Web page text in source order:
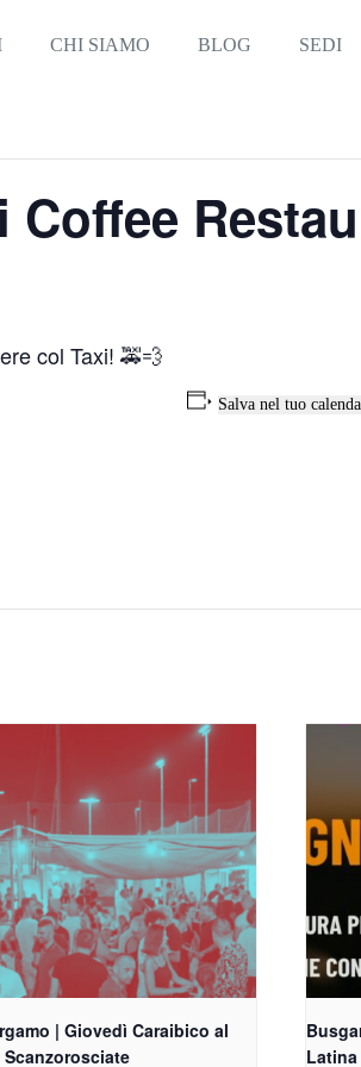
CHI SIAMO BLOG SEDI
Coffee
col Taxi! 🚕💨
Salva nel tuo
| Giovedì Caraibico al